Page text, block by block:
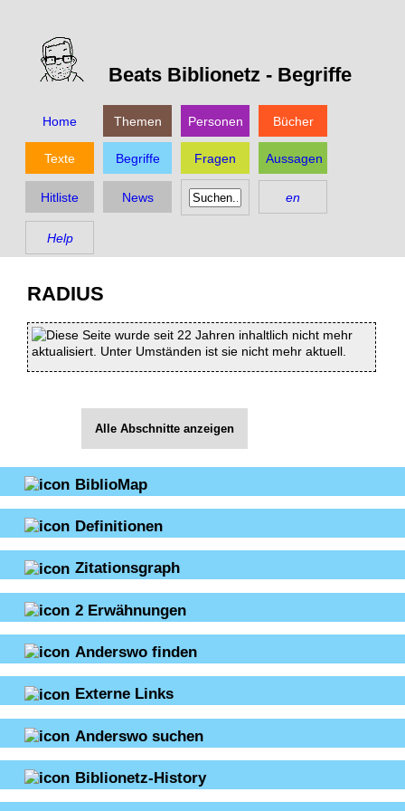
Beats Biblionetz - Begriffe
Home Themen Personen Bücher
Texte Begriffe Fragen Aussagen
Hitliste News en
Help
RADIUS
Diese Seite wurde seit 22 Jahren inhaltlich nicht mehr
aktualisiert. Unter Umständen ist sie nicht mehr aktuell.
Alle Abschnitte anzeigen
BiblioMap
Definitionen
Zitationsgraph
2 Erwähnungen
Anderswo finden
Externe Links
Anderswo suchen
Biblionetz-History